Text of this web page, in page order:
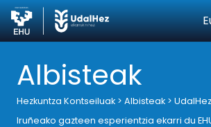
Albisteak
Hezkuntza Kontseiluak > Albisteak >
Iruñeako gazteen esperientzia ekarri du